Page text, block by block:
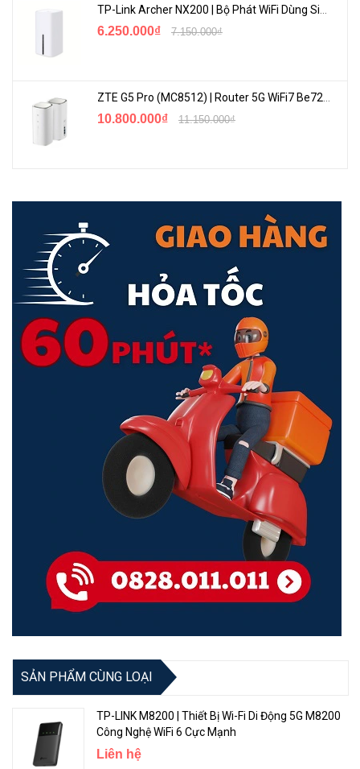
Sự kết hợp của tốc độ symbol cao hơn và công nghệ 1024-QAM
mới nhất giúp tăng tốc độ cho các thiết bị mới lên đến cấp độ
Gigabit. Kết nối điện thoại hoặc laptop của bạn đến mạng Wi-Fi 1
Gbps và tận hưởng tốc độ kết nối như mạng Ethernet.
Kết Nối Nhiều Thiết Bị
Thêm nhiều thiết bị Wi-Fi mà không làm giảm hiệu suất mạng.
OFDMA cho phép nhiều thiết bị sử dụng một băng tần tại cùng một
thời điểm, cho phép router của bạn hỗ trợ nhiều thiết bị hơn so với
router Wi-Fi 5 cùng tốc độ.
6.250.000₫ 7.150.000₫
10.800.000₫ 11.150.000₫
SẢN PHẨM CÙNG LOẠI
TP-LINK M8200 | Thiết Bị Wi-Fi Di Động 5G M8200
Công Nghệ WiFi 6 Cực Mạnh
Liên hệ